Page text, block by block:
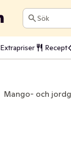
Sök
Extrapriser Recept
Mango- och